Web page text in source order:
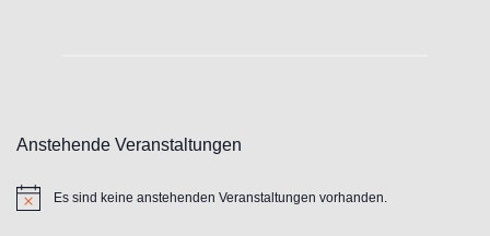
Anstehende Veranstaltungen
HinweisEs sind keine anstehenden Veranstaltungen vorhanden.